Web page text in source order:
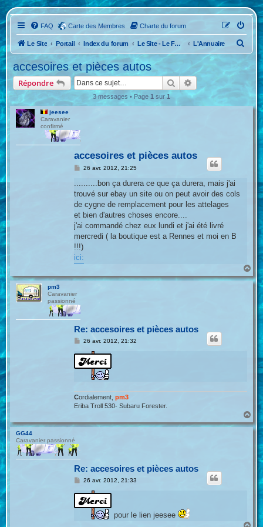
FAQ Carte des Membres Charte du forum
Le Site Portail Index du forum Le Site - Le Forum L'Annuaire
c
accesoires et pièces autos
Répondre RechercherRecherche avancée
3 messages • Page 1 sur1
jeesee
Caravanier
confirmé
accesoires et pièces autos
M
a
g
26 avr. 2012, 21:25
..........bon ça durera ce que ça durera, mais j'ai
trouvé sur ebay un site ou on peut avoir des cols
de cygne de remplacement pour les attelages
et bien d'autres choses encore....
j'ai commandé chez eux lundi et j'ai été livré
mercredi ( la boutique est a Rennes et moi en B
!!!)
ici:
a
u
pm3
Caravanier
passionné
Re: accesoires et pièces autos
M
s
s
a
26 avr. 2012, 21:32
Cordialement, pm3
Eriba Troll 530- Subaru Forester.
a
u
GG44
Caravanier passionné
Re: accesoires et pièces autos
M
s
s
a
26 avr. 2012, 21:33
pour le lien jeesee